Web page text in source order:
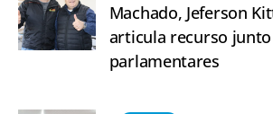
Machado, Jeferson
articula recurso
parlamentares